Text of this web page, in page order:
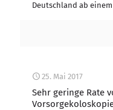
Deutschland ab
25. Mai 2017
Sehr geringe Rate